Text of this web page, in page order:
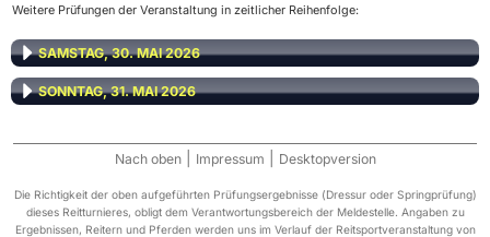
Weitere Prüfungen der Veranstaltung in zeitlicher Reihenfolge:
SAMSTAG, 30. MAI 2026
SONNTAG, 31. MAI 2026
Nach oben Impressum Desktopversion
Die Richtigkeit der oben aufgeführten Prüfungsergebnisse (Dressur oder Springprüfung)
dieses Reitturnieres, obligt dem Verantwortungsbereich der Meldestelle. Angaben zu
Ergebnissen, Reitern und Pferden werden uns im Verlauf der Reitsportveranstaltung von